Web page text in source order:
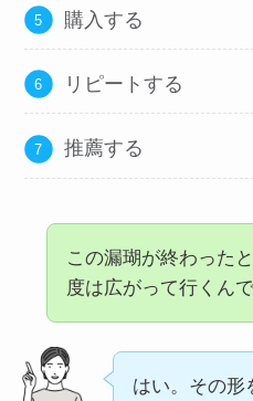
購入する
リピートする
推薦する
この漏瑚が終わった
度は広がって行くん
はい。その形